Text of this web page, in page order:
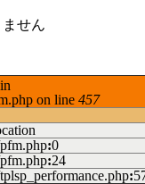
せん
on line 457
:0
:24
: